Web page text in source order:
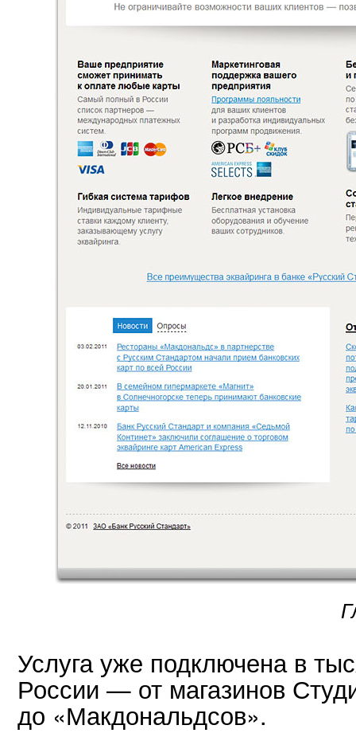
Услуга уже подключена в
России — от магазинов
до «Макдональдсов».